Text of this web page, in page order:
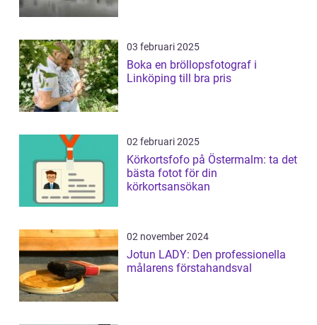
03 februari 2025
Boka en bröllopsfotograf i
Linköping till bra pris
02 februari 2025
Körkortsfofo på Östermalm: ta det
bästa fotot för din
körkortsansökan
02 november 2024
Jotun LADY: Den professionella
målarens förstahandsval